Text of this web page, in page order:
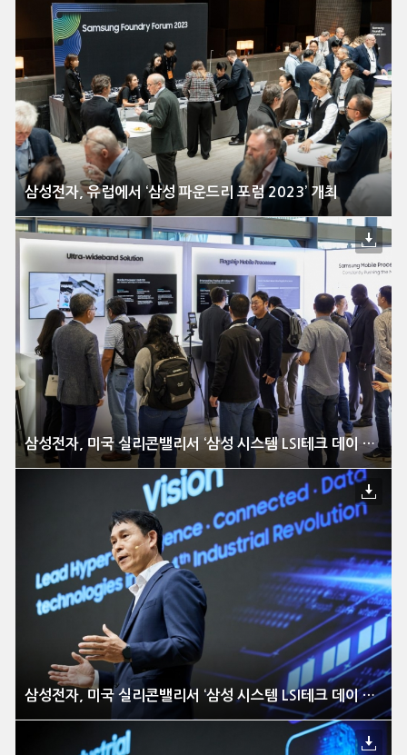
삼성전자, 유럽에서 ‘삼성 파운드리 포럼 2023’ 개최
삼성전자, 미국 실리콘밸리서 ‘삼성 시스템 LSI테크 데이 2023’ 개최
삼성전자, 미국 실리콘밸리서 ‘삼성 시스템 LSI테크 데이 2023’ 개최